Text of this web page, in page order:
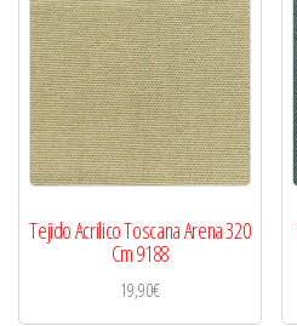
Tejido Acrilico Toscana Arena 320
Cm 9188
19,90€